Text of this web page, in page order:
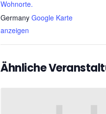
Wohnorte.
Germany Google Karte
anzeigen
Ähnliche